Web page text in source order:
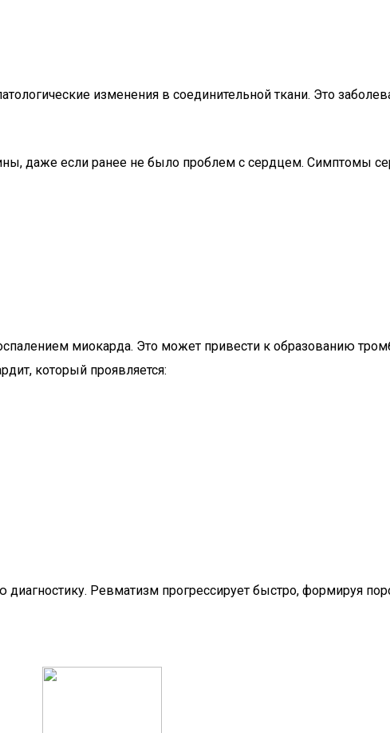
изменения в соединительной ткани. Это
даже если ранее не было проблем с сердцем. Симптомы
миокарда. Это может привести к образованию
который проявляется:
диагностику. Ревматизм прогрессирует быстро, формируя